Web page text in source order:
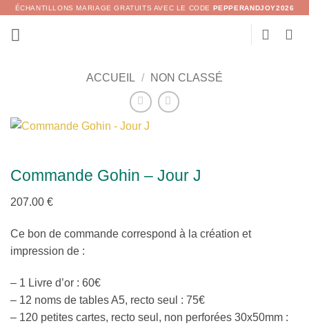
Passer
contenu
ÉCHANTILLONS MARIAGE GRATUITS AVEC LE CODE PEPPERANDJOY2026
ACCUEIL / NON CLASSÉ
Commande Gohin – Jour J
207.00 €
Ce bon de commande correspond à la création et
impression de :
– 1 Livre d’or : 60€
– 12 noms de tables A5, recto seul : 75€
– 120 petites cartes, recto seul, non perforées 30x50mm :